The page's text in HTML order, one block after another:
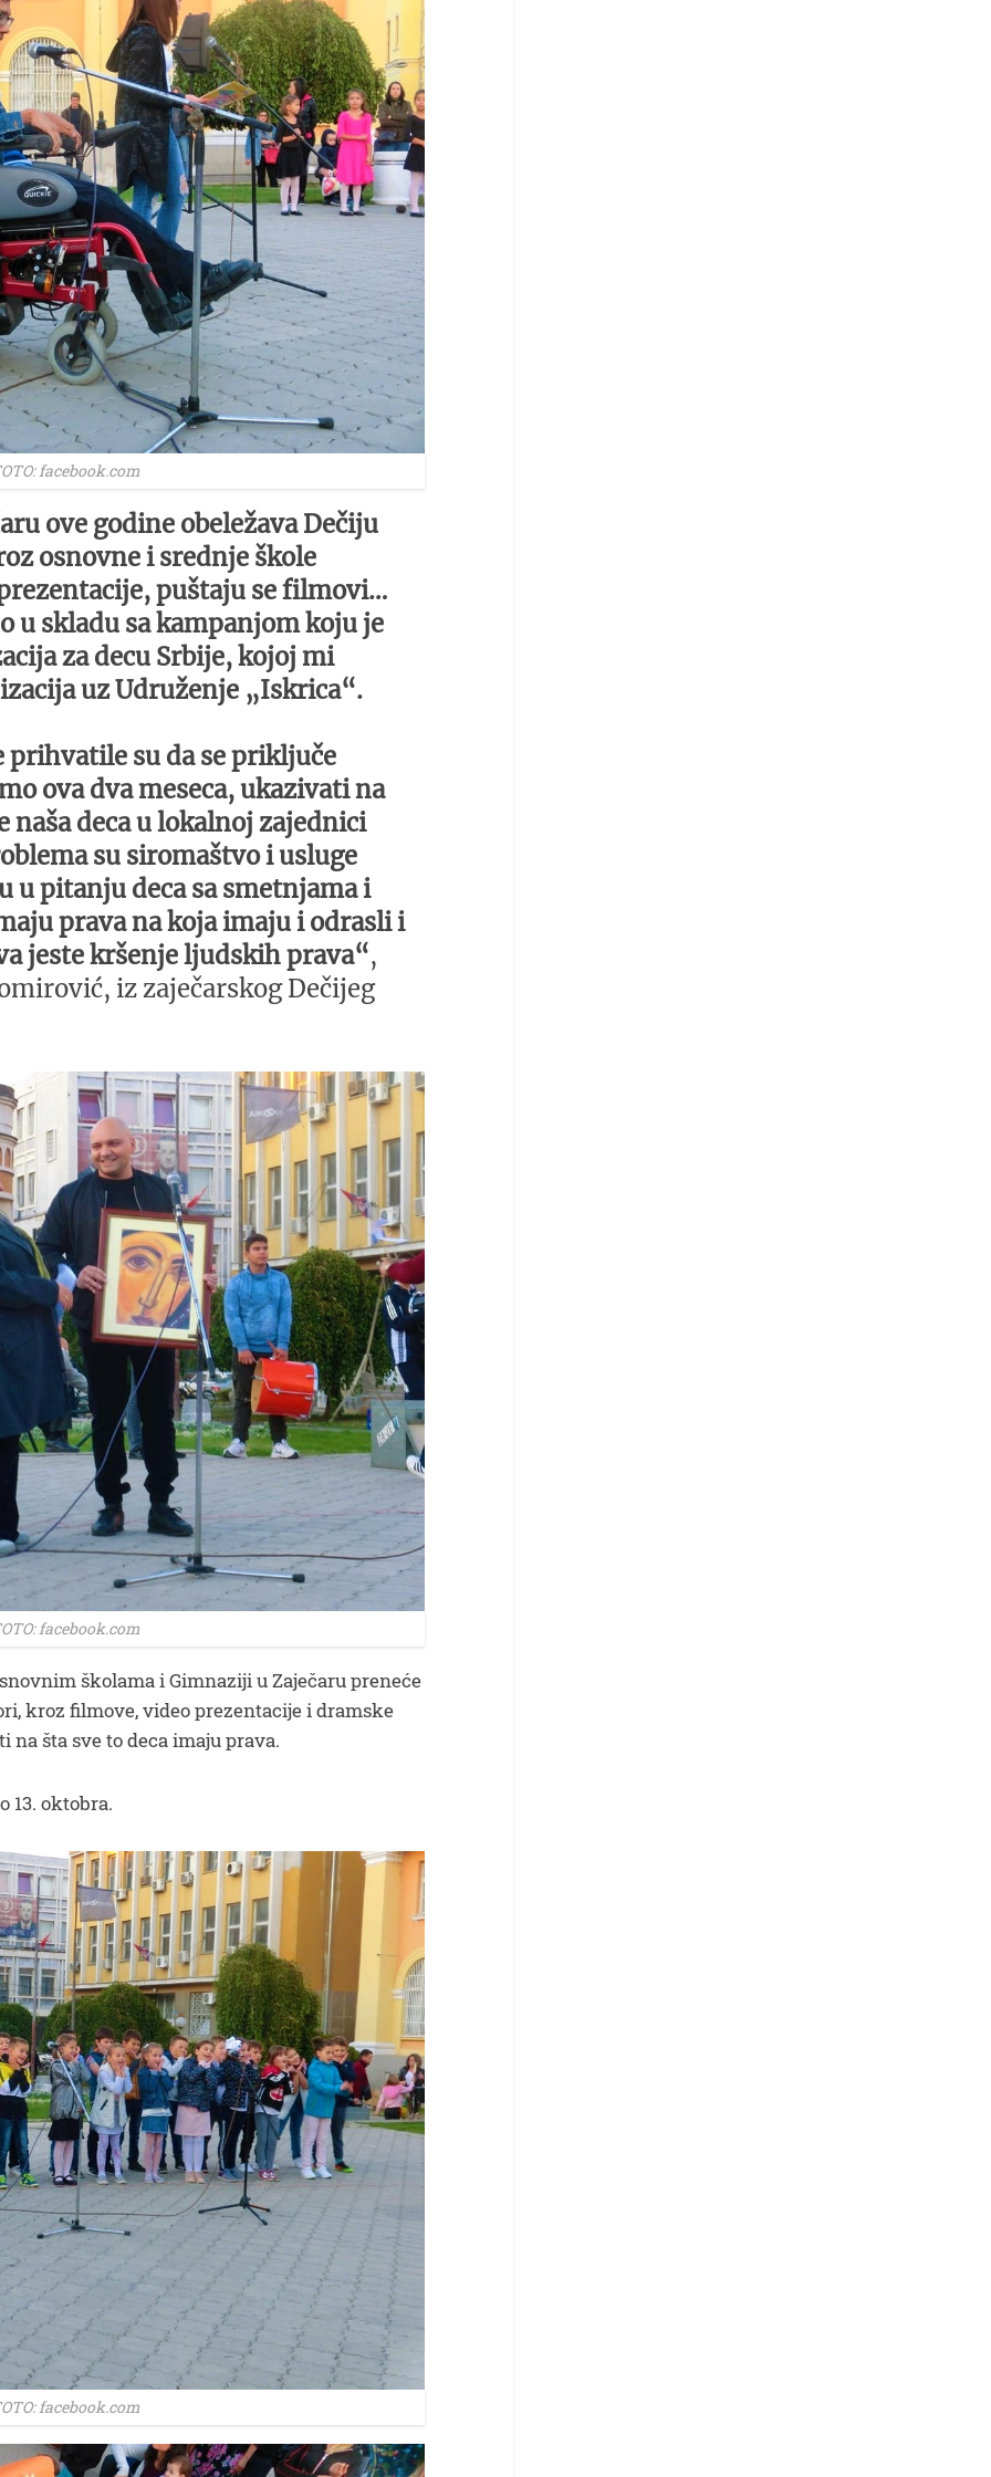
facebook.com
ove godine obeležava Dečiju
osnovne i srednje škole
puštaju se filmovi…
u skladu sa kampanjom koju je
za decu Srbije, kojoj mi
uz Udruženje „Iskrica“.
prihvatile su da se priključe
ova dva meseca, ukazivati na
naša deca u lokalnoj zajednici
su siromaštvo i usluge
u pitanju deca sa smetnjama i
prava na koja imaju i odrasli i
jeste kršenje ljudskih prava“,
iz zaječarskog Dečijeg
facebook.com
školama i Gimnaziji u Zaječaru preneće
kroz filmove, video prezentacije i dramske
na šta sve to deca imaju prava.
13. oktobra.
facebook.com